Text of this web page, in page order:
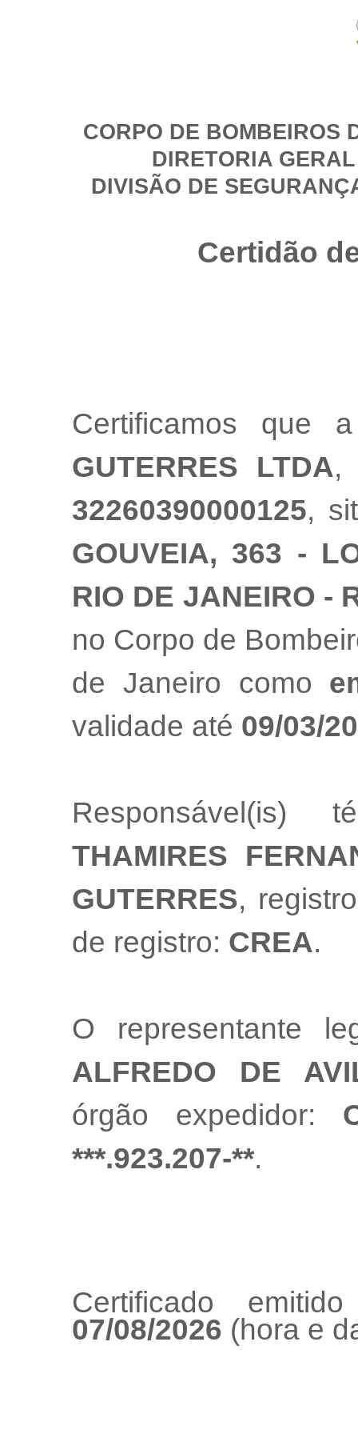
CORPO DE BOMBEIROS
DIRETORIA
DIVISÃO DE
Certidão
Certificamos que
GUTERRES LTDA,
32260390000125,
GOUVEIA, 363 -
RIO DE JANEIRO -
no Corpo de
de Janeiro como
validade até 09/03/
Responsável(is)
THAMIRES
GUTERRES,
de registro: CREA.
O representante
ALFREDO DE
órgão expedidor:
***.923.207-**.
Certificado
07/08/2026 (hora e